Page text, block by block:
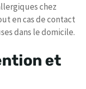
chez
en cas de contact
dans le domicile.
et